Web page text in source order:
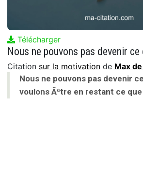
Télécharger
Citation sur la motivation de Max
Nous ne pouvons pas devenir
voulons Ãªtre en restant ce